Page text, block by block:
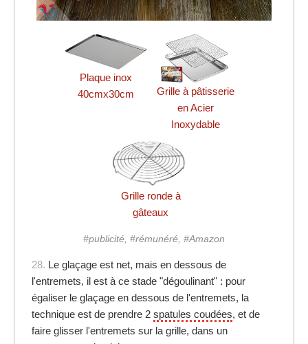
Plaque inox
40cmx30cm
Grille à pâtisserie
en Acier
Inoxydable
Grille ronde à
gâteaux
#publicité, #rémunéré, #Amazon
28. Le glaçage est net, mais en dessous de
l'entremets, il est à ce stade "dégoulinant" : pour
égaliser le glaçage en dessous de l'entremets, la
technique est de prendre 2 spatules coudées, et de
faire glisser l'entremets sur la grille, dans un